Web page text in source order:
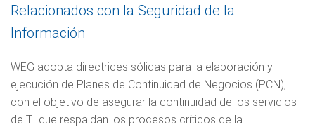
Relacionados con la Seguridad de la
Información
WEG adopta directrices sólidas para la elaboración y
ejecución de Planes de Continuidad de Negocios (PCN),
con el objetivo de asegurar la continuidad de los servicios
de TI que respaldan los procesos críticos de la